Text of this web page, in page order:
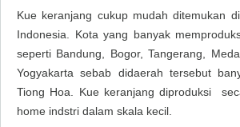
Kue keranjang cukup mudah ditemukan
Indonesia. Kota yang banyak
seperti Bandung, Bogor, Tangerang,
Yogyakarta sebab didaerah tersebut
Tiong Hoa. Kue keranjang diproduksi
home indstri dalam skala kecil.